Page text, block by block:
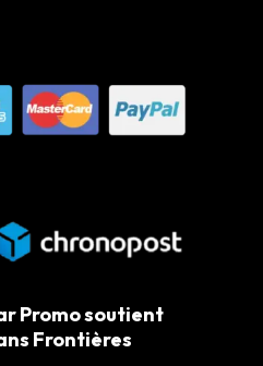
Promo soutient
Frontières